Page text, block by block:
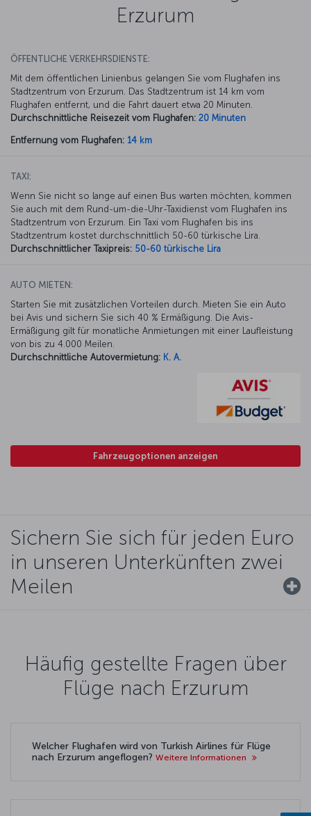
Erzurum
ÖFFENTLICHE VERKEHRSDIENSTE:
Mit dem öffentlichen Linienbus gelangen Sie vom Flughafen ins
Stadtzentrum von Erzurum. Das Stadtzentrum ist 14 km vom
Flughafen entfernt, und die Fahrt dauert etwa 20 Minuten.
Durchschnittliche Reisezeit vom Flughafen: 20 Minuten
Entfernung vom Flughafen: 14 km
TAXI:
Wenn Sie nicht so lange auf einen Bus warten möchten, kommen
Sie auch mit dem Rund-um-die-Uhr-Taxidienst vom Flughafen ins
Stadtzentrum von Erzurum. Ein Taxi vom Flughafen bis ins
Stadtzentrum kostet durchschnittlich 50-60 türkische Lira.
Durchschnittlicher Taxipreis: 50-60 türkische Lira
AUTO MIETEN:
Starten Sie mit zusätzlichen Vorteilen durch. Mieten Sie ein Auto
bei Avis und sichern Sie sich 40 % Ermäßigung. Die Avis-
Ermäßigung gilt für monatliche Anmietungen mit einer Laufleistung
von bis zu 4.000 Meilen.
Durchschnittliche Autovermietung: K. A.
Fahrzeugoptionen anzeigen
Sichern Sie sich für jeden Euro
in unseren Unterkünften zwei
Meilen
Häufig gestellte Fragen über
Flüge nach Erzurum
Welcher Flughafen wird von Turkish Airlines für Flüge
nach Erzurum angeflogen? Weitere Informationen